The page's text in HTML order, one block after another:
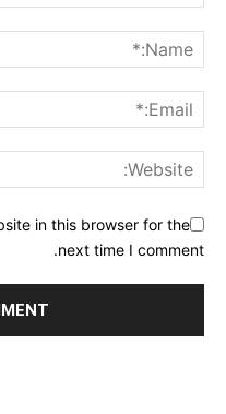
in this browser for the
next time I comment.